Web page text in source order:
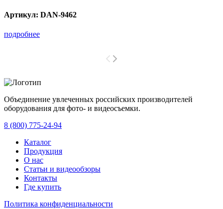
Артикул: DAN-9462
подробнее
Объединение увлеченных российских производителей
оборудования для фото- и видеосъемки.
8 (800) 775-24-94
Каталог
Продукция
О нас
Статьи и видеообзоры
Контакты
Где купить
Политика конфиденциальности